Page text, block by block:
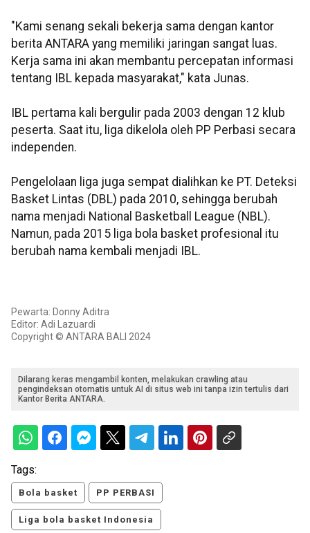
"Kami senang sekali bekerja sama dengan kantor
berita ANTARA yang memiliki jaringan sangat luas.
Kerja sama ini akan membantu percepatan informasi
tentang IBL kepada masyarakat," kata Junas.
IBL pertama kali bergulir pada 2003 dengan 12 klub
peserta. Saat itu, liga dikelola oleh PP Perbasi secara
independen.
Pengelolaan liga juga sempat dialihkan ke PT. Deteksi
Basket Lintas (DBL) pada 2010, sehingga berubah
nama menjadi National Basketball League (NBL).
Namun, pada 2015 liga bola basket profesional itu
berubah nama kembali menjadi IBL.
Pewarta: Donny Aditra
Editor: Adi Lazuardi
Copyright © ANTARA BALI 2024
Dilarang keras mengambil konten, melakukan crawling atau
pengindeksan otomatis untuk AI di situs web ini tanpa izin tertulis dari
Kantor Berita ANTARA.
Tags:
Bola basket PP PERBASI
Liga bola basket Indonesia